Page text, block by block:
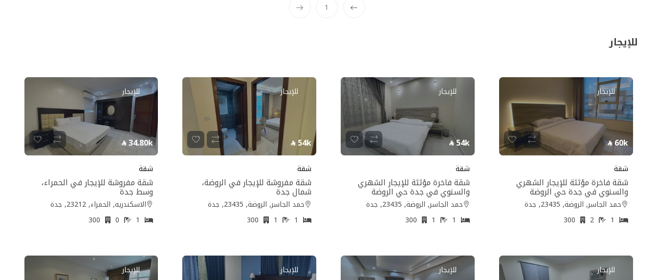
1
للإيجار
للإيجار
60k
شقة
شقة فاخرة مؤثثة للإيجار الشهري
والسنوي في جدة حي الروضة
حمد الجاسر, الروضة, 23435, جدة
للإيجار
54k
شقة
شقة فاخرة مؤثثة للإيجار الشهري
والسنوي في جدة حي الروضة
حمد الجاسر, الروضة, 23435, جدة
1
1
للإيجار
54k
شقة
شقة مفروشة للإيجار في الروضة،
شمال جدة
حمد الجاسر, الروضة, 23435, جدة
للإيجار
34.80k
شقة
شقة مفروشة للإيجار في الحمراء،
وسط جدة
الاسكندريه, الحمراء, 23212, جدة
300
للإيجار للإيجار للإيجار للإيجار